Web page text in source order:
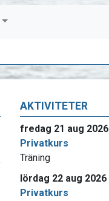
AKTIVITETER
fredag 21 aug 2026
Privatkurs
Träning
lördag 22 aug 2026
Privatkurs